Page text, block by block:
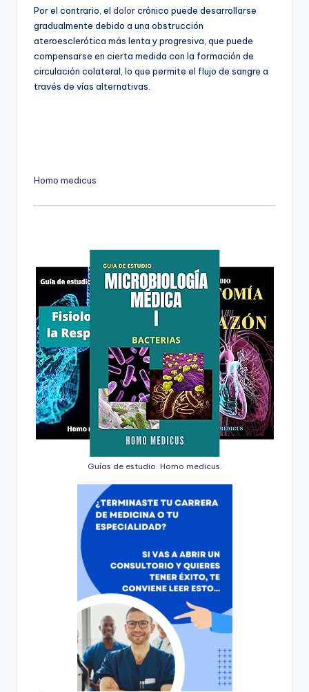
Por el contrario, el dolorcrónico puede desarrollarse
gradualmente debido a una obstrucción
ateroesclerótica más lenta y progresiva, que puede
compensarse en cierta medida con la formación de
circulación colateral, lo que permite el flujo de sangre a
través de vías alternativas.
Homo medicus
Guías de estudio. Homo medicus.